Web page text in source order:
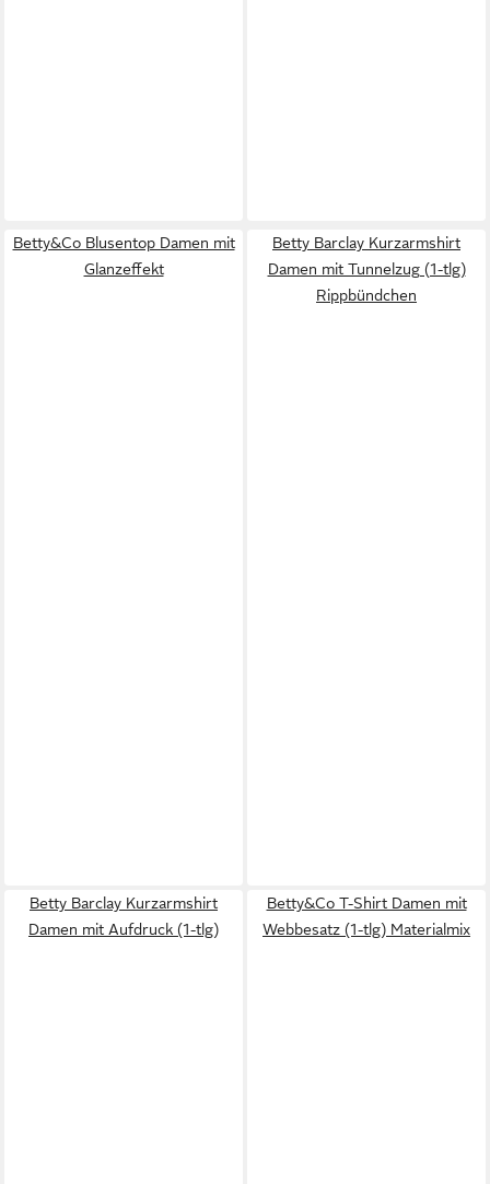
Betty&Co Blusentop Damen mit
Glanzeffekt
Betty Barclay Kurzarmshirt
Damen mit Tunnelzug (1-tlg)
Rippbündchen
Betty Barclay Kurzarmshirt
Damen mit Aufdruck (1-tlg)
Betty&Co T-Shirt Damen mit
Webbesatz (1-tlg) Materialmix